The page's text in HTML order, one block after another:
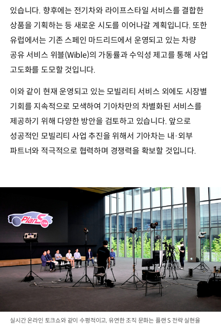
있습니다. 향후에는 전기차와 라이프스타일 서비스를 결합한
상품을 기획하는 등 새로운 시도를 이어나갈 계획입니다. 또한
유럽에서는 기존 스페인 마드리드에서 운영되고 있는 차량
공유 서비스 위블(Wible)의 가동률과 수익성 제고를 통해 사업
고도화를 도모할 것입니다.
이와 같이 현재 운영되고 있는 모빌리티 서비스 외에도 시장별
기회를 지속적으로 모색하여 기아차만의 차별화된 서비스를
제공하기 위해 다양한 방안을 검토하고 있습니다. 앞으로
성공적인 모빌리티 사업 추진을 위해서 기아차는 내·외부
파트너와 적극적으로 협력하며 경쟁력을 확보할 것입니다.
실시간 온라인 토크쇼와 같이 수평적이고, 유연한 조직 문화는 플랜 S 전략 실현을